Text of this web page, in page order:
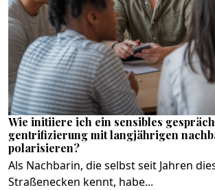
Wie initiiere ich ein sensibles
gentrifizierung mit langjährigen
polarisieren?
Als Nachbarin, die selbst seit Jahren
Straßenecken kennt, habe...